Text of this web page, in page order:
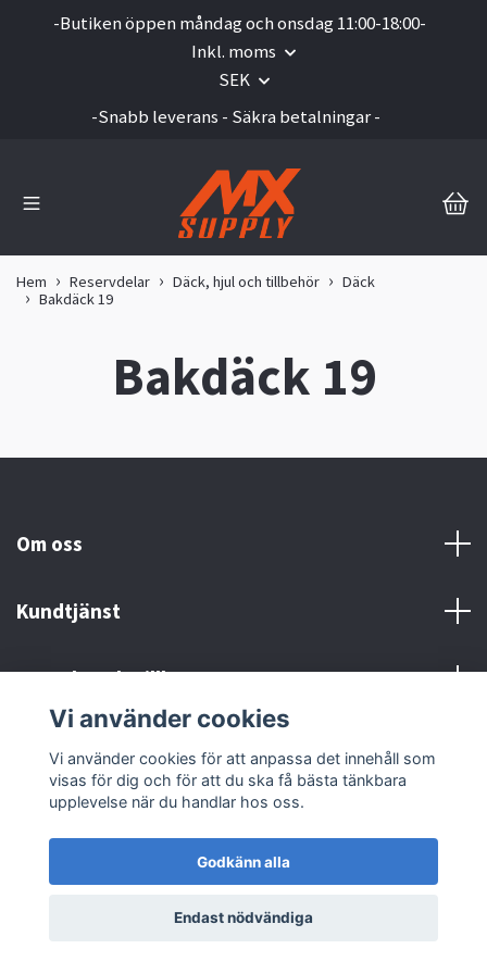
-Butiken öppen måndag och onsdag 11:00-18:00-
Inkl. moms
SEK
-Snabb leverans - Säkra betalningar -
Hem Reservdelar Däck, hjul och tillbehör
Däck
Bakdäck 19
Bakdäck 19
Om oss
Kundtjänst
Kontakt och Villkor
Sociala medier
Vi använder cookies
Vi använder cookies för att anpassa det innehåll som
visas för dig och för att du ska få bästa tänkbara
upplevelse när du handlar hos oss.
Godkänn alla
Endast nödvändiga